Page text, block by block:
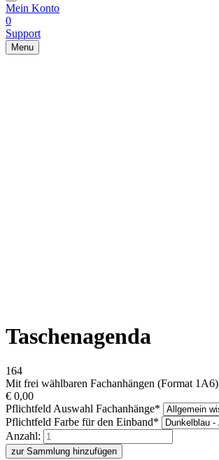
Mein Konto
0
Support
Menu
Taschenagenda
164
Mit frei wählbaren Fachanhängen (Format 1A6)
€ 0,00
Pflichtfeld Auswahl Fachanhänge*
Pflichtfeld Farbe für den Einband*
Anzahl:
zur Sammlung hinzufügen